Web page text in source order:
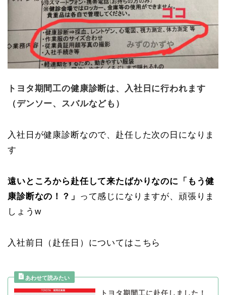
トヨタ期間工の健康診断は、入社日に行われます
（デンソー、スバルなども）
入社日が健康診断なので、赴任した次の日になりま
す
遠いところから赴任して来たばかりなのに「もう健
康診断なの！？」
って感じになりますが、頑張りま
しょうw
入社前日（赴任日）についてはこちら
トヨタ期間工に赴任しました！